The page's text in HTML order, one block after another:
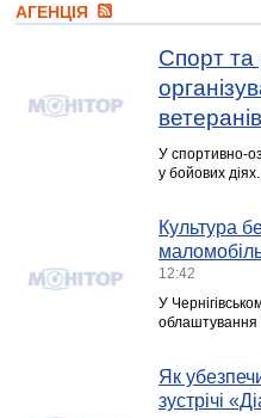
АГЕНЦIЯ
Спорт та
У спортивно-
у бойових діях.
Культура
12:42
У
облаштування
Як
зустрічі